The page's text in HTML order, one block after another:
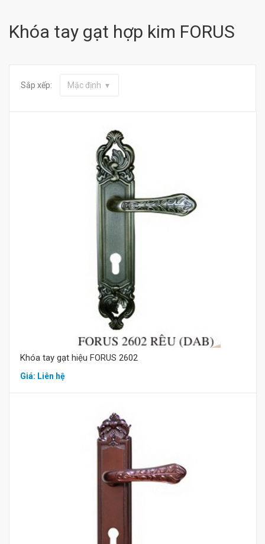
Khóa tay gạt hợp kim FORUS
Sắp xếp: Mặc định
Mua hàng
Khóa tay gạt hiệu FORUS 2602
Giá: Liên hệ